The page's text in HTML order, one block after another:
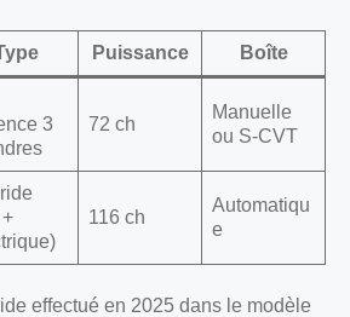
Puissance Boîte
3
72 ch
Manuelle
ou S-CVT
116 ch
Automatiqu
e
effectué en 2025 dans le modèle